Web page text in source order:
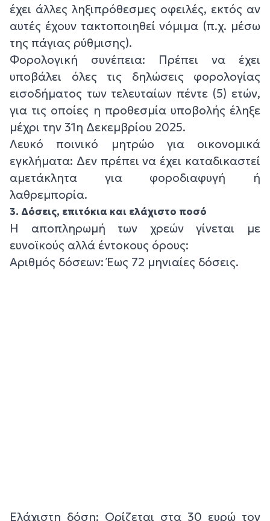
έχει άλλες ληξιπρόθεσμες οφειλές, εκτός αν
αυτές έχουν τακτοποιηθεί νόμιμα (π.χ. μέσω
της πάγιας ρύθμισης).
Φορολογική συνέπεια: Πρέπει να έχει
υποβάλει όλες τις δηλώσεις φορολογίας
εισοδήματος των τελευταίων πέντε (5) ετών,
για τις οποίες η προθεσμία υποβολής έληξε
μέχρι την 31η Δεκεμβρίου 2025.
Λευκό ποινικό μητρώο για οικονομικά
εγκλήματα: Δεν πρέπει να έχει καταδικαστεί
αμετάκλητα για φοροδιαφυγή ή
λαθρεμπορία.
3. Δόσεις, επιτόκια και ελάχιστο ποσό
Η αποπληρωμή των χρεών γίνεται με
ευνοϊκούς αλλά έντοκους όρους:
Αριθμός δόσεων: Έως 72 μηνιαίες δόσεις.
Ελάχιστη δόση: Ορίζεται στα 30 ευρώ τον